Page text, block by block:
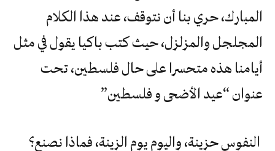
المبارك، حري بنا أن نتوقف، عند هذا الكلام
المجلجل والمزلزل، حيث كتب باكيا يقول في مثل
أيامنا هذه متحسرا على حال فلسطين، تحت
عنوان “عيد الأضحى و فلسطين”
النفوس حزينة، واليوم يوم الزينة، فماذا نصنع؟